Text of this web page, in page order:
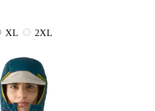
XL
2XL